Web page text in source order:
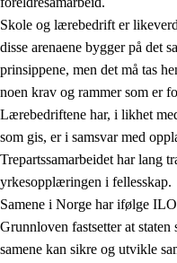
Skole og lærebedrift er
disse arenaene bygger på det
prinsippene, men det må tas
noen krav og rammer som er
Lærebedriftene har, i likhet
som gis, er i samsvar med
Trepartssamarbeidet har lang
yrkesopplæringen i fellesskap.
Samene i Norge har ifølge
Grunnloven fastsetter at
samene kan sikre og utvikle